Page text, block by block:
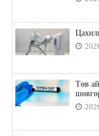
Төв